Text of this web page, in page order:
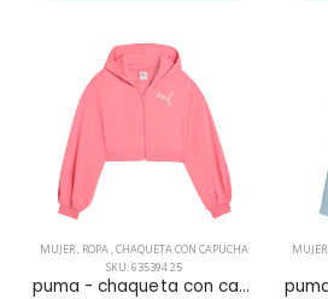
MUJER, ROPA,CHAQUETA CON CAPUCHA
SKU: 635394 25
puma - chaqueta con capucha ess graphic bedazzled fz tr para mujer
MUJER